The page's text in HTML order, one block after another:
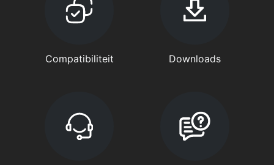
Compatibiliteit Downloads